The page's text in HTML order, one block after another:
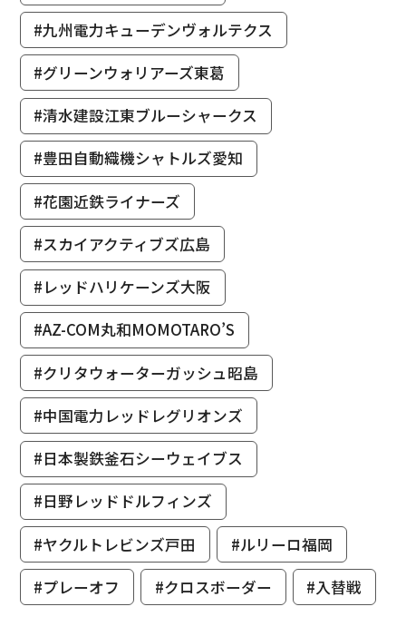
#九州電力キューデンヴォルテクス
#グリーンウォリアーズ東葛
#清水建設江東ブルーシャークス
#豊田自動織機シャトルズ愛知
#花園近鉄ライナーズ
#スカイアクティブズ広島
#レッドハリケーンズ大阪
#AZ-COM丸和MOMOTARO’S
#クリタウォーターガッシュ昭島
#中国電力レッドレグリオンズ
#日本製鉄釜石シーウェイブス
#日野レッドドルフィンズ
#ヤクルトレビンズ戸田
#ルリーロ福岡
#プレーオフ
#クロスボーダー #入替戦